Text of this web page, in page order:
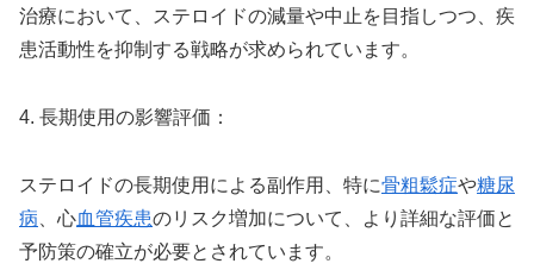
治療において、ステロイドの減量や中止を目指しつつ、疾
患活動性を抑制する戦略が求められています。
4. 長期使用の影響評価：
ステロイドの長期使用による副作用、特に骨粗鬆症や糖尿
病 、心血管疾患のリスク増加について、より詳細な評価と
予防策の確立が必要とされています。